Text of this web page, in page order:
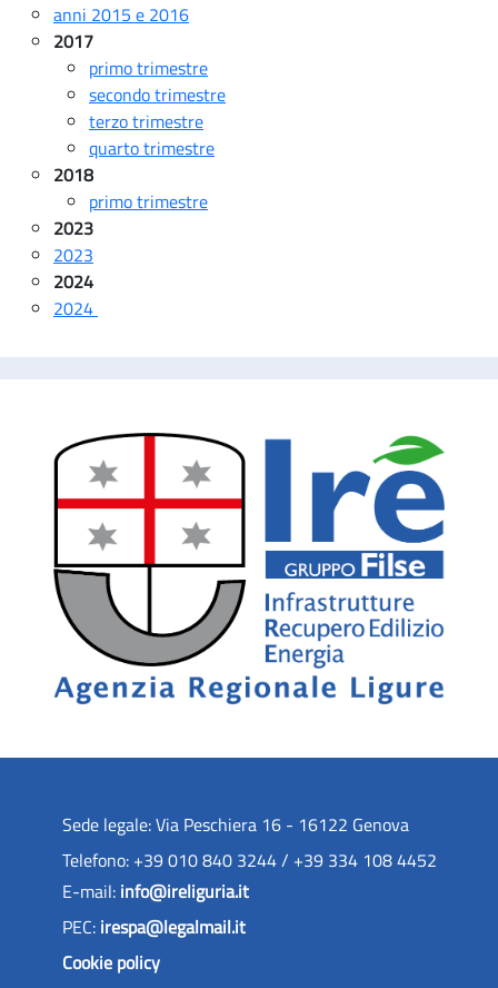
anni 2015 e 2016
2017
primo trimestre
secondo trimestre
terzo trimestre
quarto trimestre
2018
primo trimestre
2023
2023
2024
2024
Sede legale: Via Peschiera 16 - 16122 Genova
Telefono: +39 010 840 3244 / +39 334 108 4452
E-mail: info@ireliguria.it
PEC: irespa@legalmail.it
Cookie policy